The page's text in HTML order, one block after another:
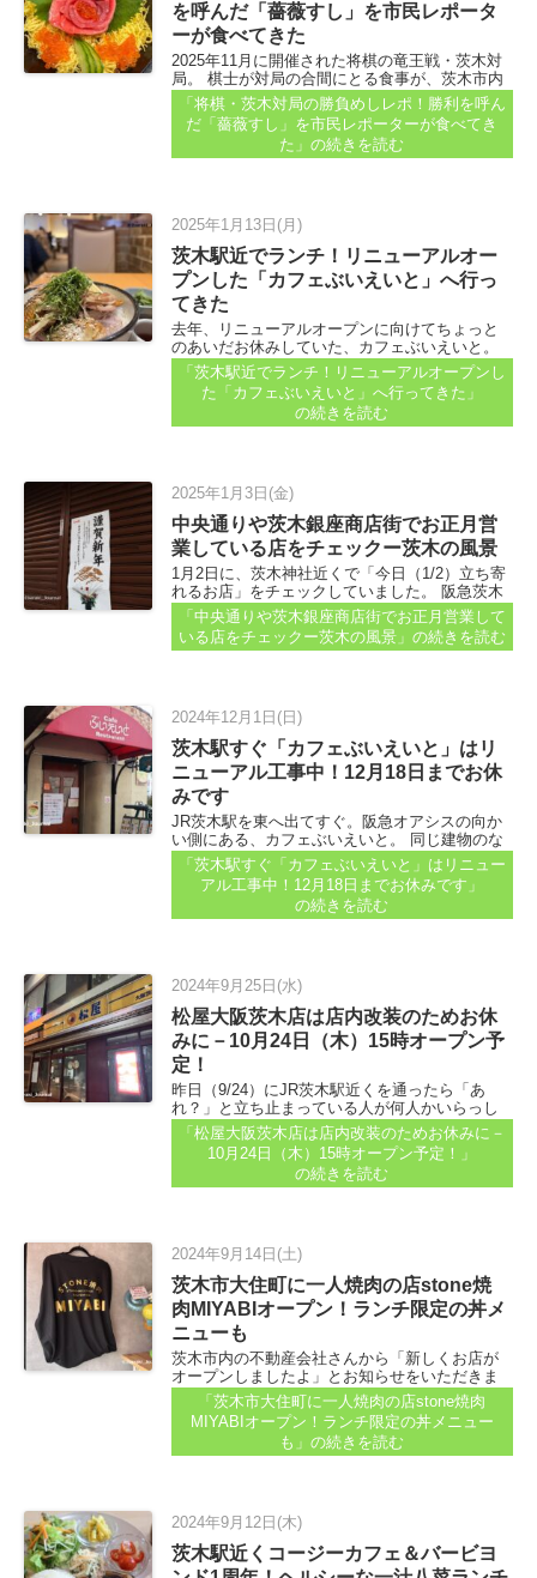
を呼んだ「薔薇すし」を市民レポータ
ーが食べてきた
2025年11月に開催された将棋の竜王戦・茨木対
局。 棋士が対局の合間にとる食事が、茨木市内
の飲食店が提案するメニュー「勝負めし」から
選ばれていてました。 「勝負ごとのときに、お
すすめ！」と、いばジャル市民レポーターのよ
「将棋・茨木対局の勝負めしレポ！勝利を呼ん
だ「薔薇すし」を市民レポーターが食べてき
た」の続きを読む
2025年1月13日(月)
茨木駅近でランチ！リニューアルオー
プンした「カフェぶいえいと」へ行っ
てきた
去年、リニューアルオープンに向けてちょっと
のあいだお休みしていた、カフェぶいえいと。
JR茨木駅を東へ出てすぐの場所にあります。 お
店の前の大きなコーヒーカップから湯気が立ち
上っていれば、オープンしている合図...
「茨木駅近でランチ！リニューアルオープンし
た「カフェぶいえいと」へ行ってきた」
の続きを読む
2025年1月3日(金)
中央通りや茨木銀座商店街でお正月営
業している店をチェックー茨木の風景
1月2日に、茨木神社近くで「今日（1/2）立ち寄
れるお店」をチェックしていました。 阪急茨木
市駅とJR茨木駅あたりを歩いていて「ココもお
正月にオープンしてるんだなぁ」というお店が
いくつかあったので、紹介します～...
「中央通りや茨木銀座商店街でお正月営業して
いる店をチェックー茨木の風景」 の続きを読む
2024年12月1日(日)
茨木駅すぐ「カフェぶいえいと」はリ
ニューアル工事中！12月18日までお休
みです
JR茨木駅を東へ出てすぐ。阪急オアシスの向か
い側にある、カフェぶいえいと。 同じ建物のな
かで工事が始まるんだなと思っていたら、ぶい
えいとさんのリニューアル工事のようでした...
「茨木駅すぐ「カフェぶいえいと」はリニュー
アル工事中！12月18日までお休みです」
の続きを読む
2024年9月25日(水)
松屋大阪茨木店は店内改装のためお休
みに－10月24日（木）15時オープン予
定！
昨日（9/24）にJR茨木駅近くを通ったら「あ
れ？」と立ち止まっている人が何人かいらっし
ゃったので、見に行ってみました。 あら、松屋
さん！ 夜だったのですが、何人もの人が来られ
て「あれ…？」と扉の案内をチェックしていら
「松屋大阪茨木店は店内改装のためお休みに－
10月24日（木）15時オープン予定！」
の続きを読む
2024年9月14日(土)
茨木市大住町に一人焼肉の店stone焼
肉MIYABIオープン！ランチ限定の丼メ
ニューも
茨木市内の不動産会社さんから「新しくお店が
オープンしましたよ」とお知らせをいただきま
した。 （ありがとうございます！） 阪急茨木市
駅を西側へ出て、茨木保健所方面へ歩いて、焼
く…、いや、約8分ほどです...
「茨木市大住町に一人焼肉の店stone焼肉
MIYABIオープン！ランチ限定の丼メニュー
も」の続きを読む
2024年9月12日(木)
茨木駅近くコージーカフェ＆バービヨ